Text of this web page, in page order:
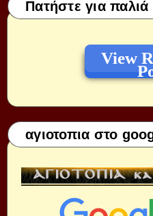
Πατήστε για
View
αγιοτοπια στο